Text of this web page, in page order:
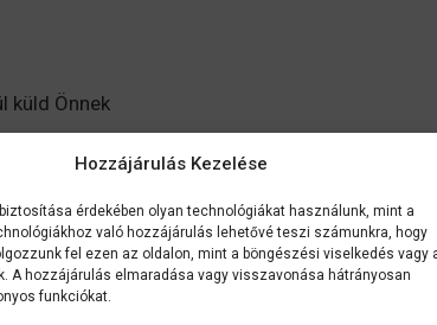
Hozzájárulás Kezelése
érdekében olyan technológiákat használunk, mint a
való hozzájárulás lehetővé teszi számunkra, hogy
fel ezen az oldalon, mint a böngészési viselkedés vagy
A hozzájárulás elmaradása vagy visszavonása hátrányosan
funkciókat.
küld Önnek
és
hogy
amik